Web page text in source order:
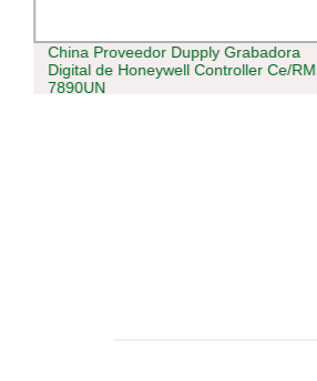
China Proveedor Dupply Grabadora
Digital de Honeywell Controller Ce/RM
7890UN